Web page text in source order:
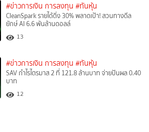
#ข่าวการเงิน การลงทุน #ทันหุ้น
CleanSpark รายได้ดิ่ง 30% พลาดเป้า! สวนทางดีล
ยักษ์ AI 6.6 พันล้านดอลล์
13
#ข่าวการเงิน การลงทุน #ทันหุ้น
SAV กำไรไตรมาส 2 ที่ 121.8 ล้านบาท จ่ายปันผล 0.40
บาท
12